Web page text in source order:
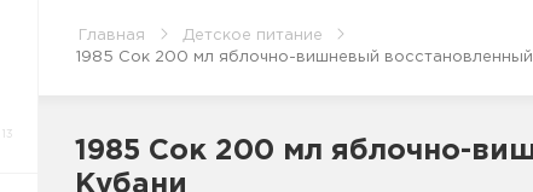
Главная
Детское питание
1985 Сок 200 мл яблочно-вишневый
13
1985 Сок 200 мл яблочно-
Кубани